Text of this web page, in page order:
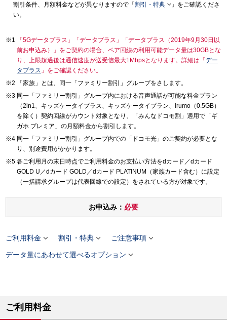
割引条件、月額料金などが異なりますので「 割引・特典 」をご確認くださ
い。
「5Gデータプラス」「データプラス」「データプラス（2019年9月30日以
前お申込み）」をご契約の場合、ペア回線の利用可能データ量は30GBとな
り、上限超過後は通信速度が送受信最大1Mbpsとなります。詳細は「 デー
タプラス 」をご確認ください。
「家族」とは、同一「ファミリー割引」グループをさします。
同一「ファミリー割引」グループ内における音声通話が可能な料金プラン
（2in1、キッズケータイプラス、キッズケータイプラン、irumo（0.5GB）
を除く）契約回線がカウント対象となり、「みんなドコモ割」適用で「ギ
ガホ プレミア」の月額料金から割引します。
同一「ファミリー割引」グループ内での「ドコモ光」のご契約が必要とな
り、別途費用がかかります。
各ご利用月の末日時点でご利用料金のお支払い方法をdカード／dカード
GOLD U／dカード GOLD／dカード PLATINUM（家族カード含む）に設定
（一括請求グループは代表回線での設定）をされている方が対象です。
お申込み： 必要
ご利用料金  割引・特典 ご注意事項
データ量にあわせて選べるオプション 
ご利用料金